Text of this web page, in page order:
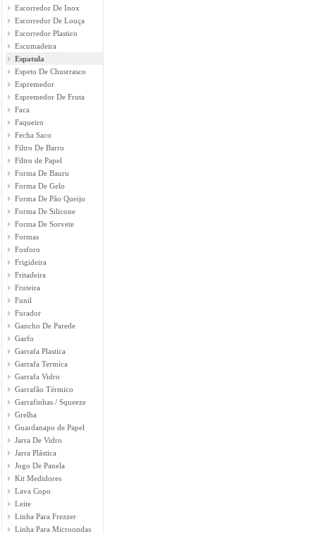
Escorredor De Inox
Escorredor De Louça
Escorredor Plastico
Escumadeira
Espatula
Espeto De Chusrrasco
Espremedor
Espremedor De Fruta
Faca
Faqueiro
Fecha Saco
Filtro De Barro
Filtro de Papel
Forma De Bauru
Forma De Gelo
Forma De Pão Queijo
Forma De Silicone
Forma De Sorvete
Formas
Fosforo
Frigideira
Fritadeira
Fruteira
Funil
Furador
Gancho De Parede
Garfo
Garrafa Plastica
Garrafa Termica
Garrafa Vidro
Garrafão Térmico
Garrafinhas / Squeeze
Grelha
Guardanapo de Papel
Jarra De Vidro
Jarra Plástica
Jogo De Panela
Kit Medidores
Lava Copo
Leite
Linha Para Frezzer
Linha Para Microondas